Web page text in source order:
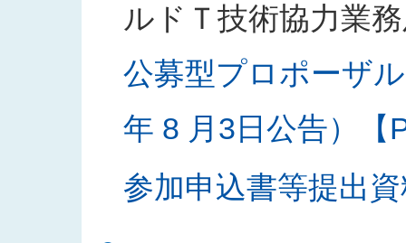
ルドＴ技術協力業
公募型プロポーザ
年 8 月3日公告）【
参加申込書等提出